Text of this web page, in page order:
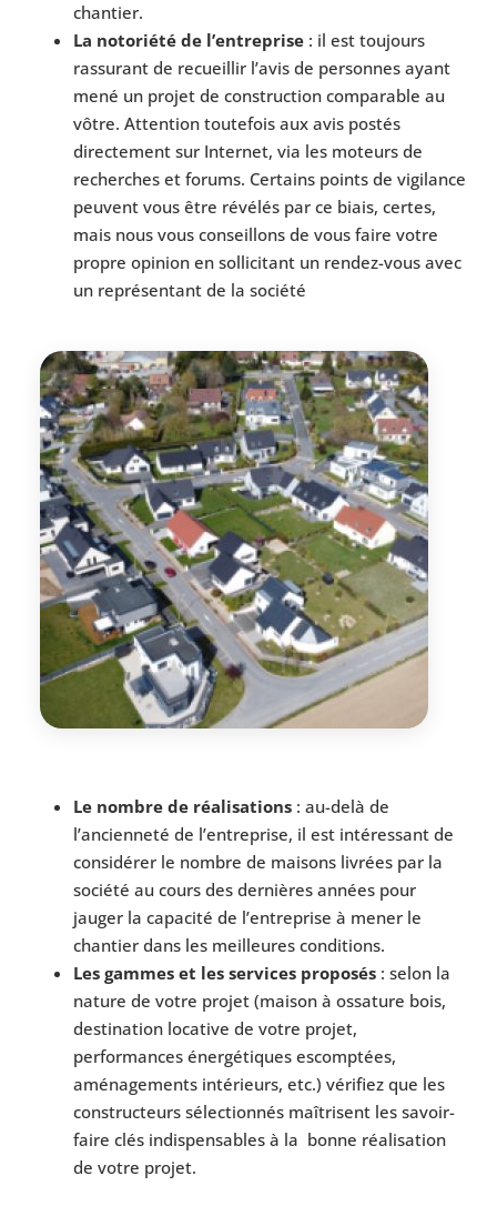
chantier.
La notoriété de l’entreprise : il est toujours
rassurant de recueillir l’avis de personnes ayant
mené un projet de construction comparable au
vôtre. Attention toutefois aux avis postés
directement sur Internet, via les moteurs de
recherches et forums. Certains points de vigilance
peuvent vous être révélés par ce biais, certes,
mais nous vous conseillons de vous faire votre
propre opinion en sollicitant un rendez-vous avec
un représentant de la société
Le nombre de réalisations : au-delà de
l’ancienneté de l’entreprise, il est intéressant de
considérer le nombre de maisons livrées par la
société au cours des dernières années pour
jauger la capacité de l’entreprise à mener le
chantier dans les meilleures conditions.
Les gammes et les services proposés : selon la
nature de votre projet (maison à ossature bois,
destination locative de votre projet,
performances énergétiques escomptées,
aménagements intérieurs, etc.) vérifiez que les
constructeurs sélectionnés maîtrisent les savoir-
faire clés indispensables à la bonne réalisation
de votre projet.